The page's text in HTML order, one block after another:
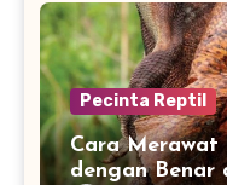
Pecinta Reptil
Cara Merawat
dengan Benar